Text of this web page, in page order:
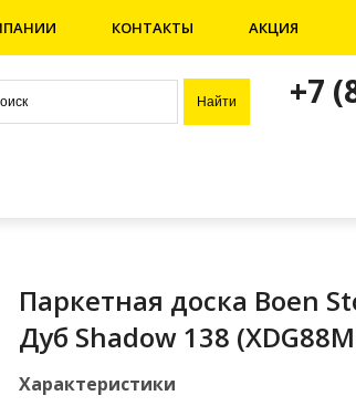
КОНТАКТЫ АКЦИЯ
+7
Паркетная доска Boen
Дуб Shadow 138